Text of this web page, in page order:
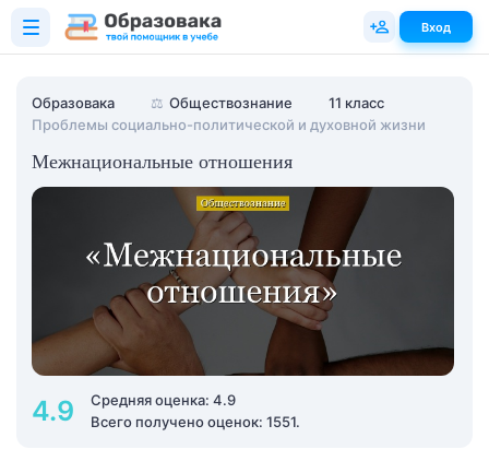
Образовака ⚖️ Обществознание
11 класс
Проблемы социально-политической и духовной жизни
Межнациональные отношения
4.9
Средняя оценка: 4.9
Всего получено оценок: 1551.
Вход